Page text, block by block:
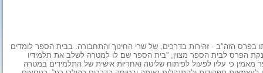
בפרס הזה"ב - זהירות בדרכים, של שרי החינוך והתחבורה. בבית הספר לומדים
פיגור קל, בגילאי 6-21. בנימוקים להענקת הפרס לבית הספר מצוין; ''בית הספר שם לו למטרה לשלב את תלמידיו
כי עליו לפעול לפיתוח שליטה ואחריות אישית של התלמידים במטרה